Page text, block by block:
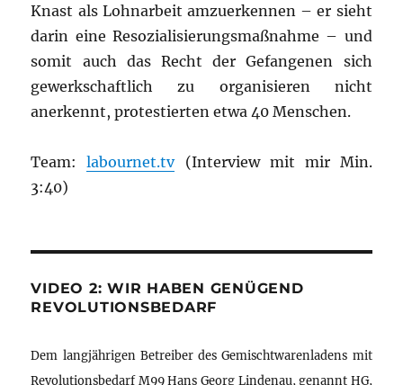
Knast als Lohnarbeit amzuerkennen – er sieht
darin eine Resozialisierungsmaßnahme – und
somit auch das Recht der Gefangenen sich
gewerkschaftlich zu organisieren nicht
anerkennt, protestierten etwa 40 Menschen.
Team:labournet.tv(Interview mit mir Min.
3:40)
VIDEO 2: WIR HABEN GENÜGEND
REVOLUTIONSBEDARF
Dem langjährigen Betreiber des Gemischtwarenladens mit
Revolutionsbedarf M99 Hans Georg Lindenau, genannt HG,